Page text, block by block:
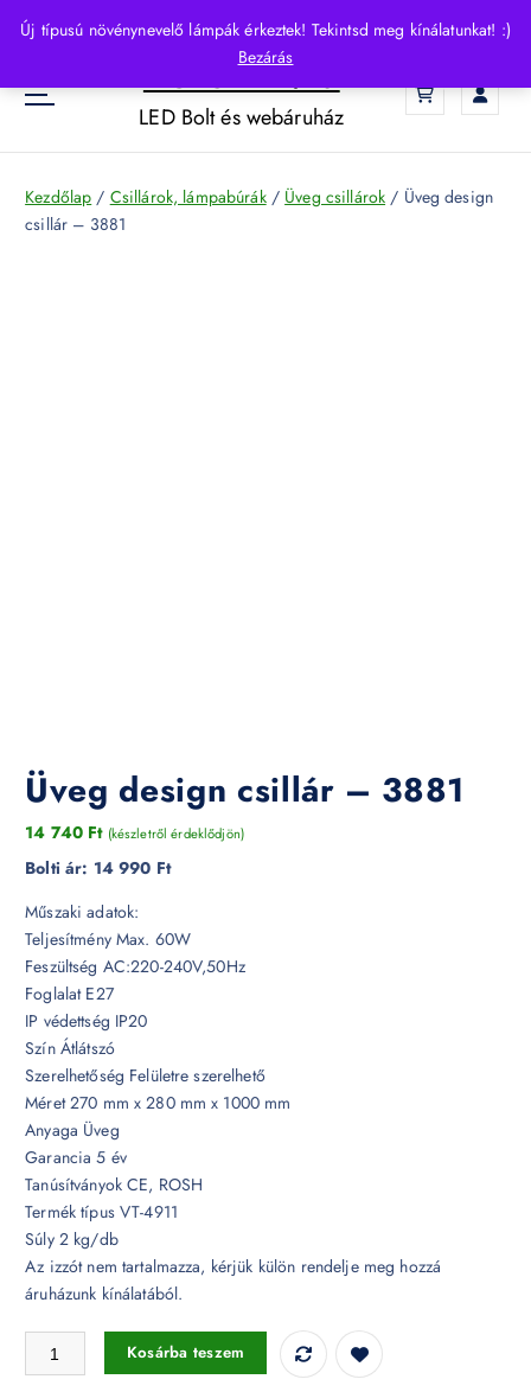
Új típusú növénynevelő lámpák érkeztek! Tekintsd meg kínálatunkat! :)
Bezárás
p
o
HelloLED.hu
LED Bolt és webáruház
Kezdőlap / Csillárok, lámpabúrák/ Üveg csillárok / Üveg design
csillár – 3881
Üveg design csillár – 3881
14 740 Ft (készletről érdeklődjön)
Bolti ár: 14 990 Ft
Műszaki adatok:
Teljesítmény Max. 60W
Feszültség AC:220-240V,50Hz
Foglalat E27
IP védettség IP20
Szín Átlátszó
Szerelhetőség Felületre szerelhető
Méret 270 mm x 280 mm x 1000 mm
Anyaga Üveg
Garancia 5 év
Tanúsítványok CE, ROSH
Termék típus VT-4911
Súly 2 kg/db
Az izzót nem tartalmazza, kérjük külön rendelje meg hozzá
áruházunk kínálatából.
Üveg design csillár - 3881 mennyiség
Kosárba teszem